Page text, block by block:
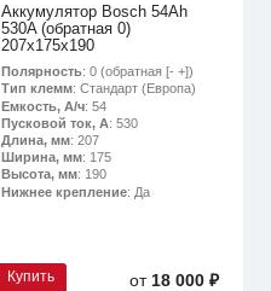
Аккумулятор Bosch 54Ah
530A (обратная 0)
207x175x190
Полярность: 0 (обратная [- +])
Тип клемм: Стандарт (Европа)
Емкость, А/ч: 54
Пусковой ток, А: 530
Длина, мм: 207
Ширина, мм: 175
Высота, мм: 190
Нижнее крепление: Да
Купить от 18 000 ₽